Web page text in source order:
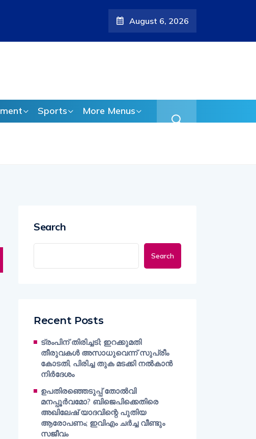
പുതിയ ആരോപണം;
August 6, 2026
Sports More Menus
Search
Search
Recent Posts
ട്രംപിന് തിരിച്ചടി; ഇറക്കുമതി
തീരുവകൾ അസാധുവെന്ന് സുപ്രീം
കോടതി, പിരിച്ച തുക മടക്കി നൽകാൻ
നിർദേശം
ഉപതിരഞ്ഞെടുപ്പ് തോൽവി
മനപ്പൂർവമോ? ബിജെപിക്കെതിരെ
അഖിലേഷ് യാദവിന്റെ പുതിയ
ആരോപണം; ഇവിഎം ചർച്ച വീണ്ടും
സജീവം